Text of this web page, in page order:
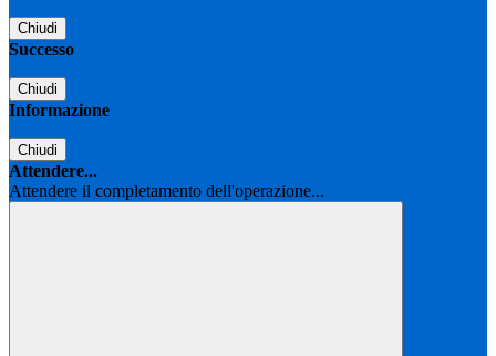
Chiudi
Successo
Chiudi
Informazione
Chiudi
Attendere...
Attendere il completamento dell'operazione...